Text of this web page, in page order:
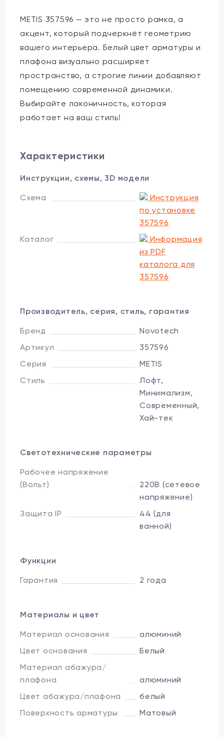
METIS 357596 — это не просто рамка, а
акцент, который подчеркнёт геометрию
вашего интерьера. Белый цвет арматуры и
плафона визуально расширяет
пространство, а строгие линии добавляют
помещению современной динамики.
Выбирайте лаконичность, которая
работает на ваш стиль!
Характеристики
Инструкции, схемы, 3D модели
Схема
Инструкция
по установке
357596
Каталог
Информация
из PDF
каталога для
357596
Производитель, серия, стиль, гарантия
Бренд
Novotech
Артикул
357596
Серия
METIS
Стиль
Лофт,
Минимализм,
Современный,
Хай-тек
Светотехнические параметры
Рабочее напряжение
(Вольт)
220В (сетевое
напряжение)
Защита IP
44 (для
ванной)
Функции
Гарантия 2 года
Материалы и цвет
Материал основания
алюминий
Цвет основания
Белый
Материал абажура/
плафона
алюминий
Цвет абажура/плафона
белый
Поверхность арматуры
Матовый